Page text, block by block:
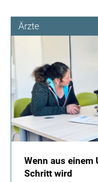
Ärzte
Wenn aus einem
Schritt wird